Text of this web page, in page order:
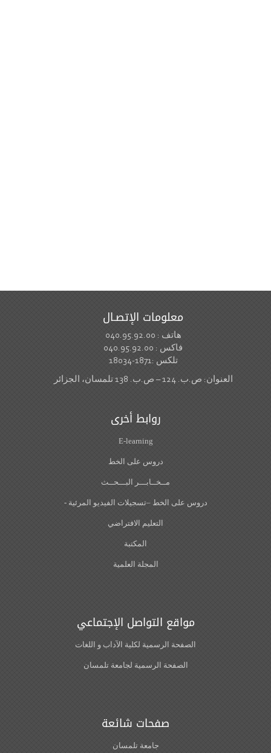
معلومات الإتصـال
هاتف : 040.95.92.00
فاكس : 040.95.92.00
تلكس :1871-18034
العنوان: ص.ب. 124 – ص.ب. 138 تلمسان، الجزائر
روابط أخرى
E-learning
دروس على الخط
مــخــابـــر البـــحــث
دروس على الخط –تسجيلات الفيديو المرئية -
التعليم الافتراضي
المكتبة
المجلة العلمية
مواقع التواصل الإجتماعي
الصفحة الرسمية لكلية الآداب و اللغات‎
الصفحة الرسمية لجامعة تلمسان
صفحات شائعة
جامعة تلمسان